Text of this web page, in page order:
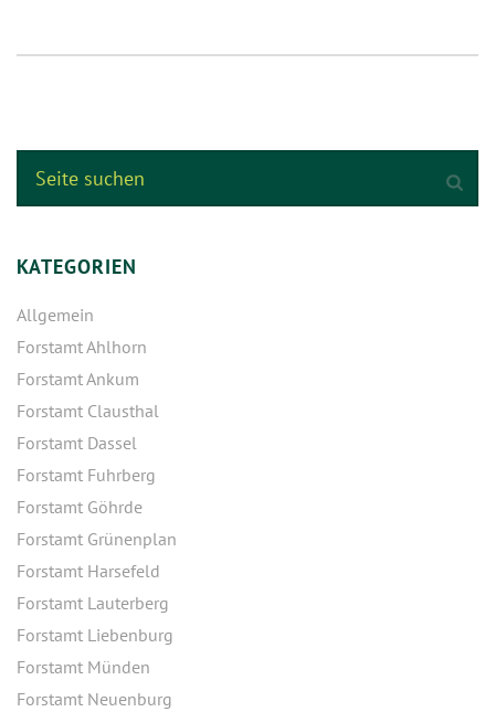
KATEGORIEN
Allgemein
Forstamt Ahlhorn
Forstamt Ankum
Forstamt Clausthal
Forstamt Dassel
Forstamt Fuhrberg
Forstamt Göhrde
Forstamt Grünenplan
Forstamt Harsefeld
Forstamt Lauterberg
Forstamt Liebenburg
Forstamt Münden
Forstamt Neuenburg